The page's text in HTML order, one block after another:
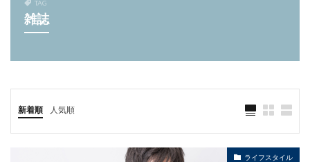
TAG
雑誌
新着順 人気順
ライフスタイル